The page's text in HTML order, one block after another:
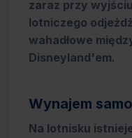
zaraz przy
lotniczego
wahadłowe
Disneyland'em.
Wynajem
Na lotnisku